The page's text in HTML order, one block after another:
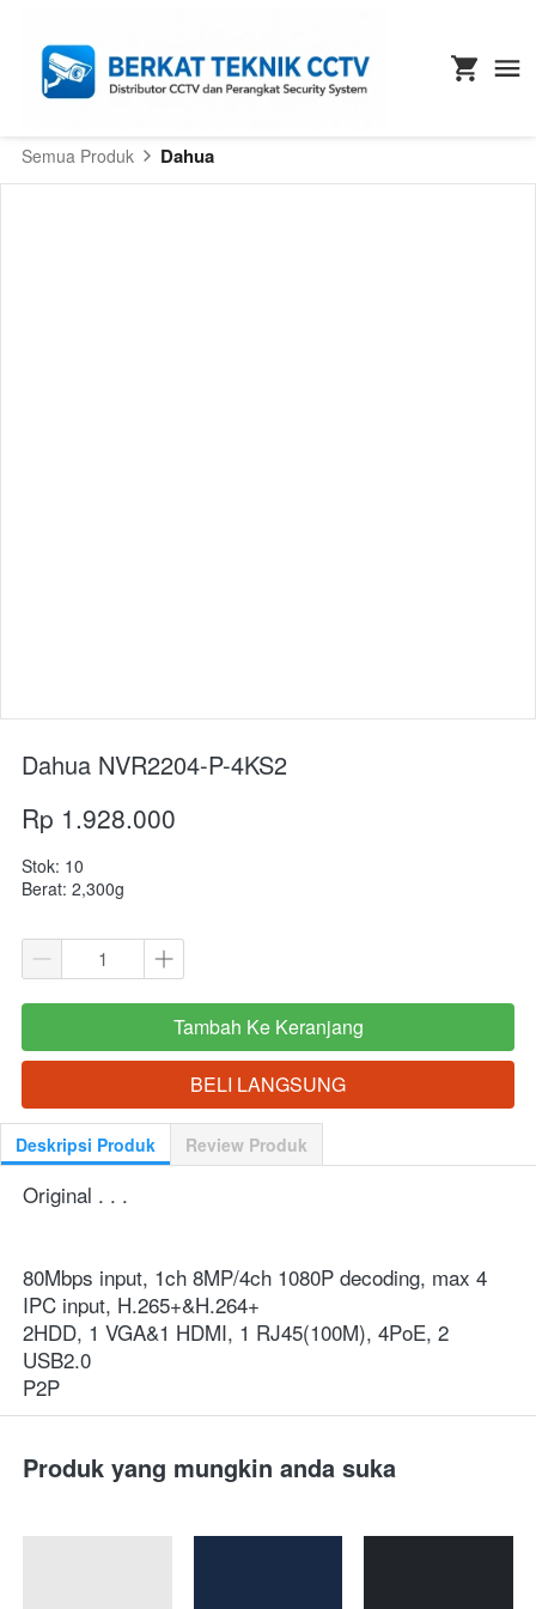
Semua Produk Dahua
Dahua NVR2204-P-4KS2
Rp 1.928.000
Stok: 10
Berat: 2,300g
`
Tambah Ke Keranjang
`BELI LANGSUNG
Deskripsi Produk Review Produk
Original . . .
80Mbps input, 1ch 8MP/4ch 1080P decoding, max 4
IPC input, H.265+&H.264+
2HDD, 1 VGA&1 HDMI, 1 RJ45(100M), 4PoE, 2
USB2.0
P2P
Produk yang mungkin anda suka